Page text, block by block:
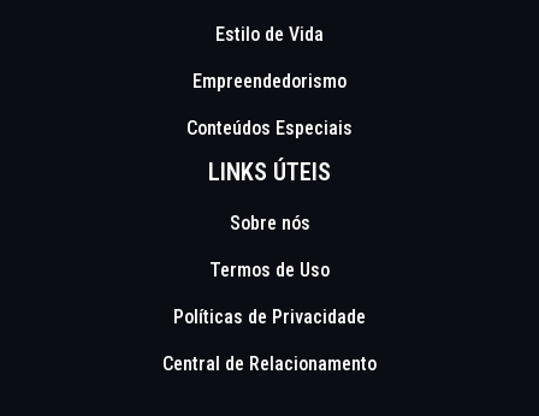
Estilo de Vida
Empreendedorismo
Conteúdos Especiais
LINKS ÚTEIS
Sobre nós
Termos de Uso
Políticas de Privacidade
Central de Relacionamento